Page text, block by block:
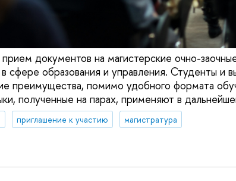
документов на магистерские очно-
сфере образования и управления. Студенты и
преимущества, помимо удобного формата
полученные на парах, применяют в
приглашение к участию
магистратура